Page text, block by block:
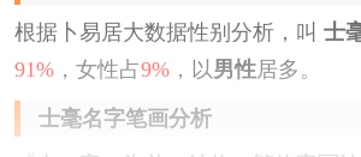
根据卜易居大数据性别分析，叫 士
91% ，女性占9% ，以男性居多。
士毫名字笔画分析